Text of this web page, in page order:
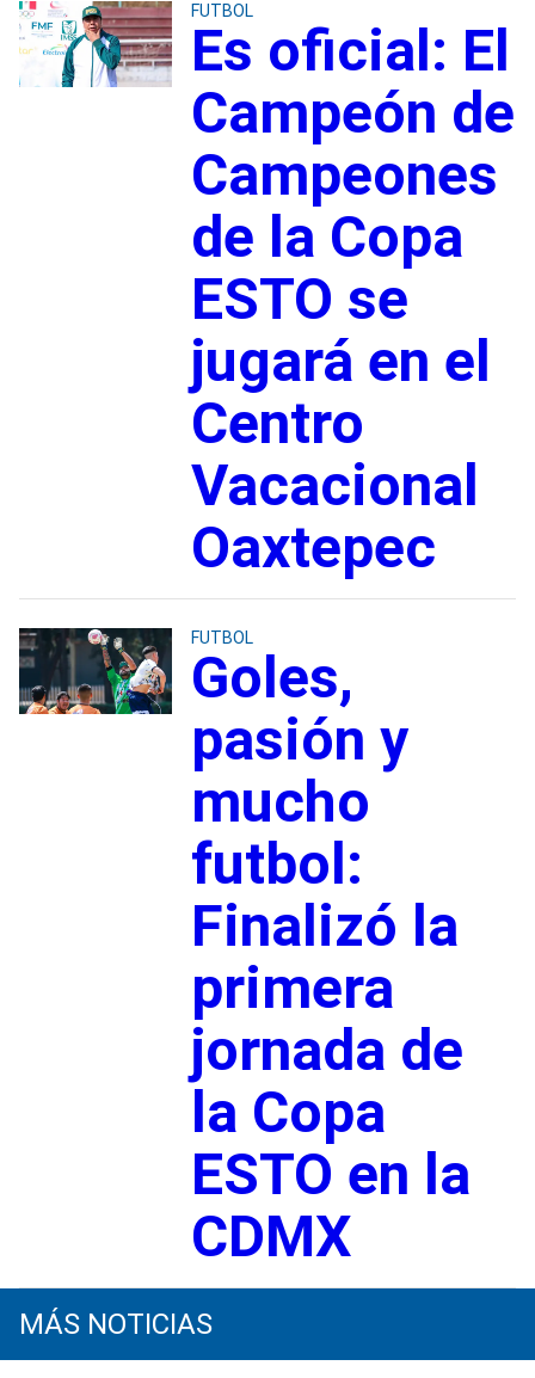
FUTBOL
Es oficial: El
Campeón de
Campeones
de la Copa
ESTO se
jugará en el
Centro
Vacacional
Oaxtepec
FUTBOL
Goles,
pasión y
mucho
futbol:
Finalizó la
primera
jornada de
la Copa
ESTO en la
CDMX
MÁS NOTICIAS